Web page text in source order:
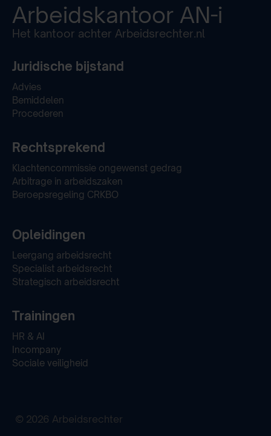
Arbeidskantoor AN-i
Het kantoor achter Arbeidsrechter.nl
Juridische bijstand
Advies
Bemiddelen
Procederen
Rechtsprekend
Klachtencommissie ongewenst gedrag
Arbitrage in arbeidszaken
Beroepsregeling CRKBO
Opleidingen
Leergang arbeidsrecht
Specialist arbeidsrecht
Strategisch arbeidsrecht
Trainingen
HR & AI
Incompany
Sociale veiligheid
© 2026 Arbeidsrechter